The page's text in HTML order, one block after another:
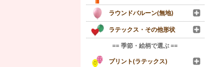
ラウンドバルーン(無地)
ラテックス・その他形状
== 季節・絵柄で選ぶ ==
プリント(ラテックス)